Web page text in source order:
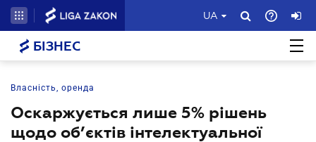
UA
БІЗНЕС
Власність, оренда
Оскаржується лише 5% рішень
щодо об’єктів інтелектуальної